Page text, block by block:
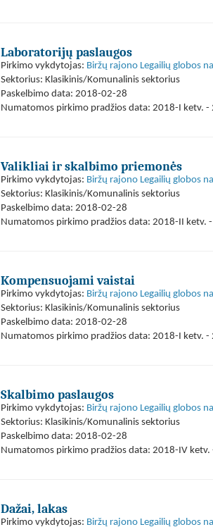
Laboratorijų paslaugos
Pirkimo vykdytojas: Biržų rajono Legailių globos
Sektorius: Klasikinis/Komunalinis sektorius
Paskelbimo data: 2018-02-28
Numatomos pirkimo pradžios data: 2018-I ketv. -
Valikliai ir skalbimo priemonės
Pirkimo vykdytojas: Biržų rajono Legailių globos
Sektorius: Klasikinis/Komunalinis sektorius
Paskelbimo data: 2018-02-28
Numatomos pirkimo pradžios data: 2018-II ketv.
Kompensuojami vaistai
Pirkimo vykdytojas: Biržų rajono Legailių globos
Sektorius: Klasikinis/Komunalinis sektorius
Paskelbimo data: 2018-02-28
Numatomos pirkimo pradžios data: 2018-I ketv. -
Skalbimo paslaugos
Pirkimo vykdytojas: Biržų rajono Legailių globos
Sektorius: Klasikinis/Komunalinis sektorius
Paskelbimo data: 2018-02-28
Numatomos pirkimo pradžios data: 2018-IV ketv.
Dažai, lakas
Pirkimo vykdytojas: Biržų rajono Legailių globos